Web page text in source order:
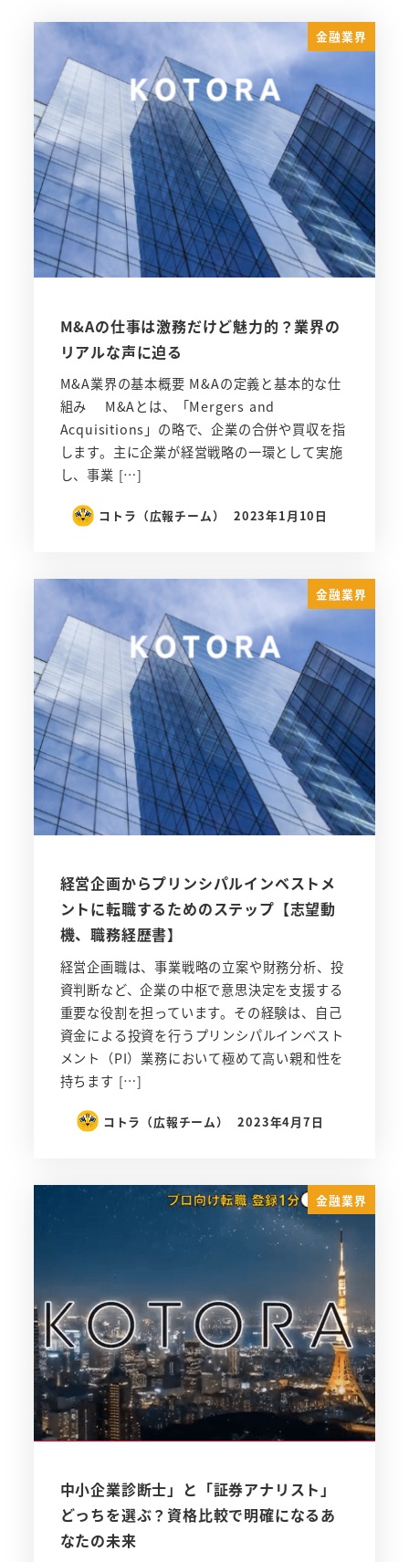
金融業界
M&Aの仕事は激務だけど魅力的？業界の
リアルな声に迫る
M&A業界の基本概要 M&Aの定義と基本的な仕
組み M&Aとは、「Mergers and
Acquisitions」の略で、企業の合併や買収を指
します。主に企業が経営戦略の一環として実施
し、事業 […]
コトラ（広報チーム） 2023年1月10日
金融業界
経営企画からプリンシパルインベストメ
ントに転職するためのステップ【志望動
機、職務経歴書】
経営企画職は、事業戦略の立案や財務分析、投
資判断など、企業の中枢で意思決定を支援する
重要な役割を担っています。その経験は、自己
資金による投資を行うプリンシパルインベスト
メント（PI）業務において極めて高い親和性を
持ちます […]
コトラ（広報チーム） 2023年4月7日
金融業界
中小企業診断士」と「証券アナリスト」
どっちを選ぶ？資格比較で明確になるあ
なたの未来